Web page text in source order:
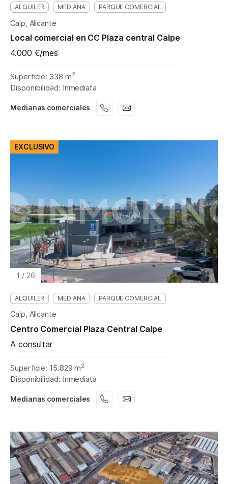
ALQUILER MEDIANA PARQUE COMERCIAL
Calp, Alicante
Local comercial en CC Plaza central Calpe
4.000 €/mes
Superficie: 338 m2
Disponibilidad: Inmediata
Medianas comerciales
1 / 26
EXCLUSIVO
ALQUILER MEDIANA PARQUE COMERCIAL
Calp, Alicante
Centro Comercial Plaza Central Calpe
A consultar
Superficie: 15.829 m2
Disponibilidad: Inmediata
Medianas comerciales